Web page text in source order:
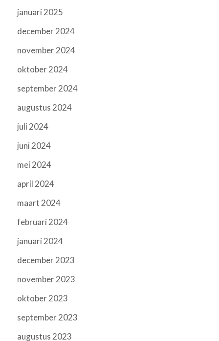
januari 2025
december 2024
november 2024
oktober 2024
september 2024
augustus 2024
juli 2024
juni 2024
mei 2024
april 2024
maart 2024
februari 2024
januari 2024
december 2023
november 2023
oktober 2023
september 2023
augustus 2023